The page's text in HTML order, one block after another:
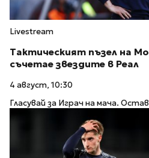
Livestream
Тактическият пъзел на
съчетае звездите в Реал
4 август, 10:30
Гласувай за Играч на мача.